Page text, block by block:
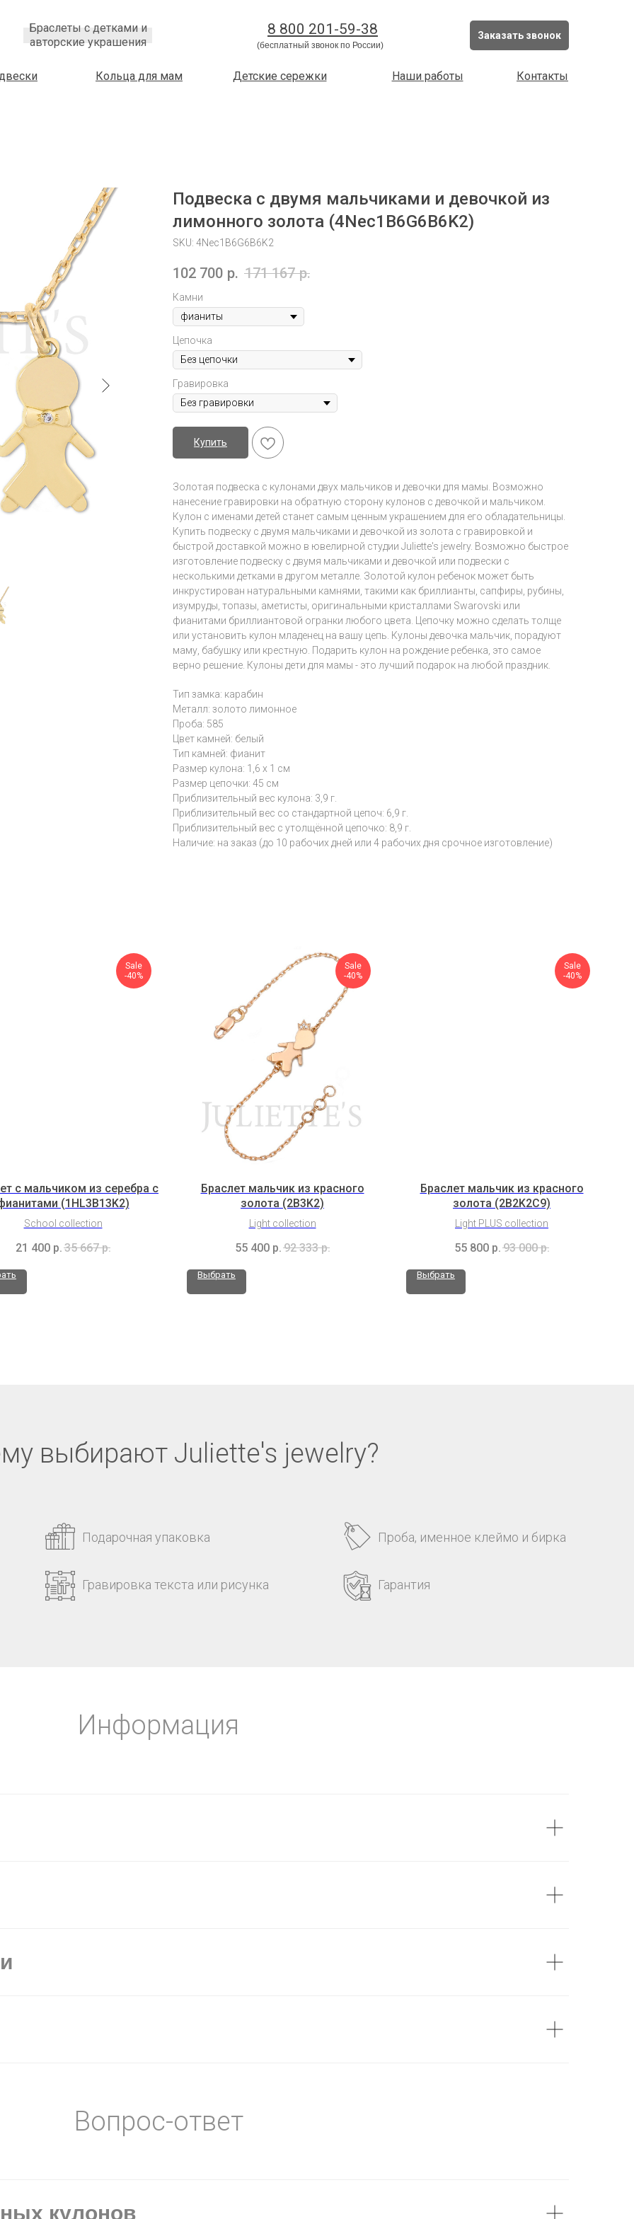
Заказать звонок
8 800 201-59-38
(бесплатный звонок по России)
Браслеты с детками и
авторские украшения
Детские сережки Контакты
Кольца для мам Наши работы
Подвеска с двумя мальчиками и девочкой из
лимонного золота (4Nec1B6G6B6K2)
SKU: 4Nec1B6G6B6K2
102 700 р. 171 167 р.
Камни
Цепочка
Гравировка
Купить
Золотая подвеска с кулонами двух мальчиков и девочки для мамы. Возможно
нанесение гравировки на обратную сторону кулонов с девочкой и мальчиком.
Кулон с именами детей станет самым ценным украшением для его обладательницы.
Купить подвеску с двумя мальчиками и девочкой из золота с гравировкой и
быстрой доставкой можно в ювелирной студии Juliette's jewelry. Возможно быстрое
изготовление подвеску с двумя мальчиками и девочкой или подвески с
несколькими детками в другом металле. Золотой кулон ребенок может быть
инкрустирован натуральными камнями, такими как бриллианты, сапфиры, рубины,
изумруды, топазы, аметисты, оригинальными кристаллами Swarovski или
фианитами бриллиантовой огранки любого цвета. Цепочку можно сделать толще
или установить кулон младенец на вашу цепь. Кулоны девочка мальчик, порадуют
маму, бабушку или крестную. Подарить кулон на рождение ребенка, это самое
верно решение. Кулоны дети для мамы - это лучший подарок на любой праздник.
Тип замка: карабин
Металл: золото лимонное
Проба: 585
Цвет камней: белый
Тип камней: фианит
Размер кулона: 1,6 х 1 см
Размер цепочки: 45 см
Приблизительный вес кулона: 3,9 г.
Приблизительный вес со стандартной цепоч: 6,9 г.
Приблизительный вес с утолщённой цепочко: 8,9 г.
Наличие: на заказ (до 10 рабочих дней или 4 рабочих дня срочное изготовление)
Sale
-40%
с мальчиком из серебра с
(1HL3B13K2)
School collection
21 400 р.35 667 р.
Sale
-40%
Браслет мальчик из красного
золота (2B3K2)
Light collection
55 400 р.92 333 р.
Выбрать
Sale
-40%
Браслет мальчик из красного
золота (2B2K2С9)
Light PLUS collection
55 800 р.93 000 р.
Выбрать
выбирают Juliette's jewelry?
Подарочная упаковка
Гравировка текста или рисунка
Проба, именное клеймо и бирка
Гарантия
Информация
Вопрос-ответ
кулонов